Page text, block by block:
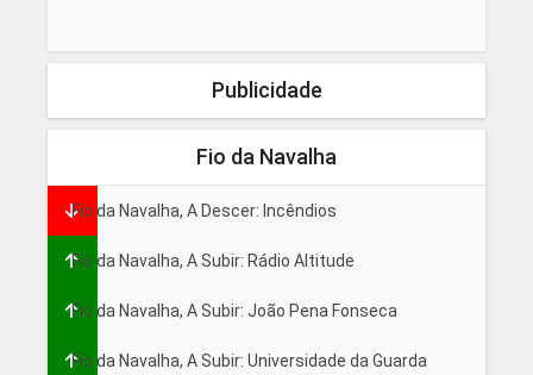
Publicidade
Fio da Navalha
Fio da Navalha, A Descer: Incêndios
Fio da Navalha, A Subir: Rádio Altitude
Fio da Navalha, A Subir: João Pena Fonseca
Fio da Navalha, A Subir: Universidade da Guarda